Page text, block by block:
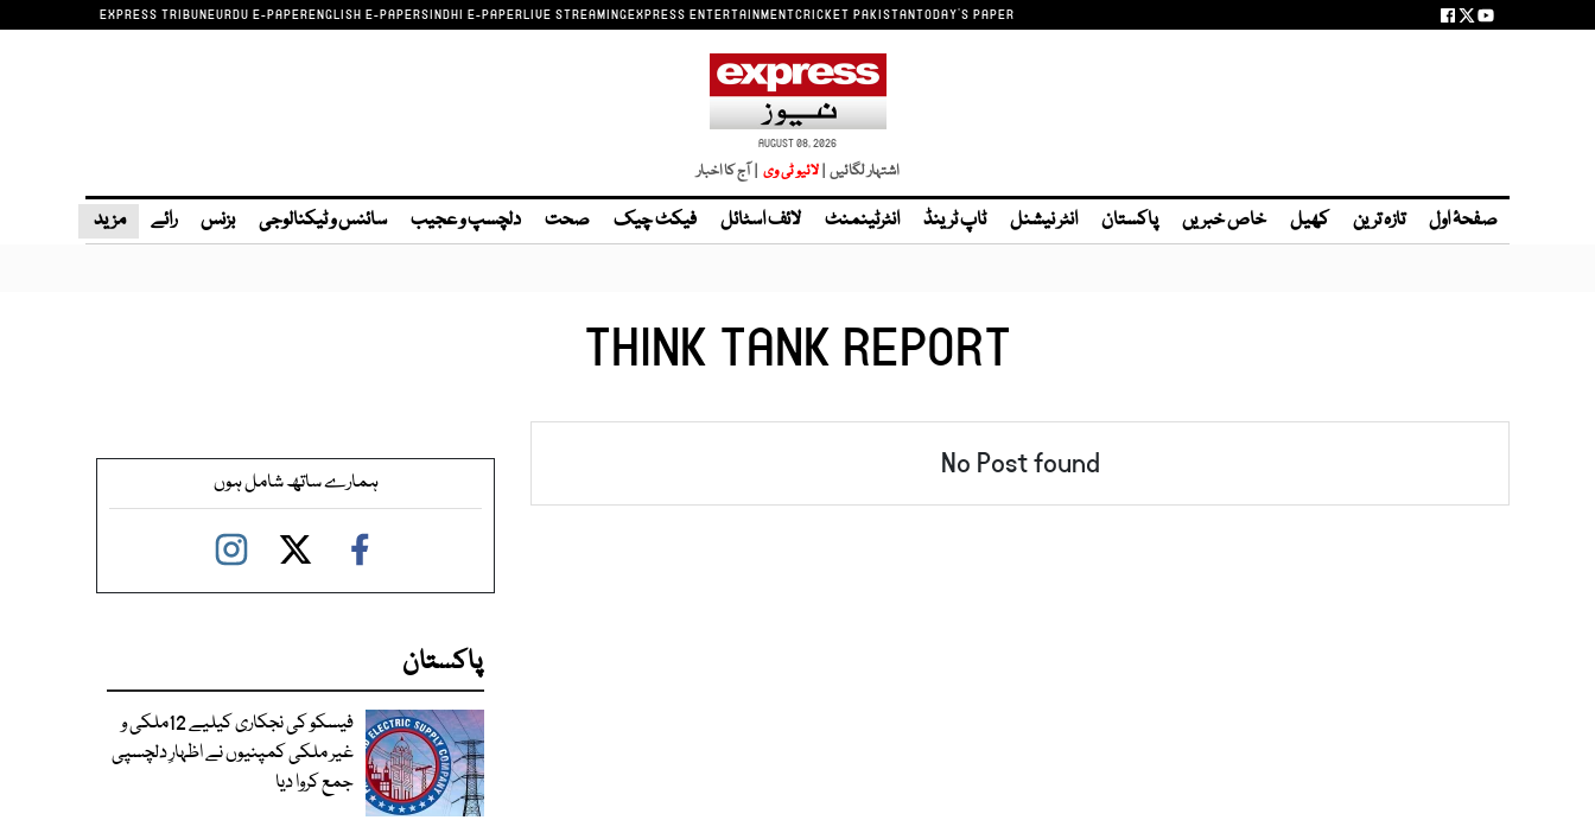
EXPRESS TRIBUNEURDU E-PAPERENGLISH E-PAPERSINDHI E-PAPERLIVE STREAMINGEXPRESS ENTERTAINMENTCRICKET PAKISTANTODAY'S PAPER
AUGUST 08, 2026
اشتہار لگائیں | | آج کا اخبار
صفحۂ اول تازہ ترین کھیل خاص خبریں پاکستان انٹر نیشنل ٹاپ ٹرینڈ انٹرٹینمنٹ لائف اسٹائل فیکٹ چیک صحت دلچسپ و عجیب سائنس و ٹیکنالوجی بزنس رائے مزید
THINK TANK REPORT
No Post found ہمارے ساتھ شامل ہوں
پاکستان
فیسکو کی نجکاری کیلیے 12ملکی و
غیر ملکی کمپنیوں نے اظہارِ دلچسپی
جمع کروا دیا